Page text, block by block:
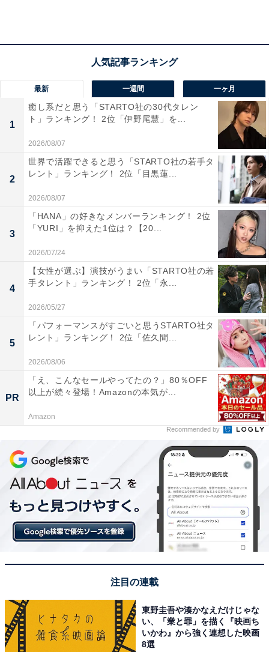
第2位：草津温泉（群馬県）
第2位は、群馬県の草津温泉。温泉の自然湧出量は日本
一を誇り、数多くの旅館や温泉施設で「源泉かけ流し」
を堪能できます。日本有数の酸性度を誇る泉質は殺菌作
用が高く、岐阜県の下呂温泉、兵庫県の有馬温泉と並ん
で「日本三名泉」と言われています。
草津名物の「湯もみ」ショーや草津温泉のシンボルとも
言える、「湯畑」が中心に位置する雰囲気たっぷりの温
泉街の散策も人気。回答者からは、「街の雰囲気」や
「効能や泉質」の項目が特に高く評価されました。
第1位：箱根温泉（神奈川県）
第1位は、前年度調査の2位から順位を上げ、1位を奪還
した、神奈川県の「箱根温泉」でした。大小17もの温泉
最新 一週間 一ヶ月
1
癒し系だと思う「STARTO社の30代タレン
ト」ランキング！ 2位「伊野尾慧」を...
2026/08/07
2
世界で活躍できると思う「STARTO社の若手タ
レント」ランキング！ 2位「目黒蓮...
2026/08/07
3
「HANA」の好きなメンバーランキング！ 2位
「YURI」を抑えた1位は？【20...
2026/07/24
4
【女性が選ぶ】演技がうまい「STARTO社の若
手タレント」ランキング！ 2位「永...
2026/05/27
5
「パフォーマンスがすごいと思うSTARTO社タ
レント」ランキング！ 2位「佐久間...
2026/08/06
PR
「え、こんなセールやってたの？」80％OFF
以上が続々登場！Amazonの本気が...
Amazon
Recommended by
注目の連載
東野圭吾や湊かなえだけじゃな
い、「業と罪」を描く『映画ち
いかわ』から強く連想した映画
8選